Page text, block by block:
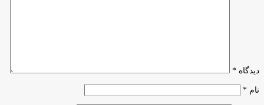
دیدگاه *
نام *